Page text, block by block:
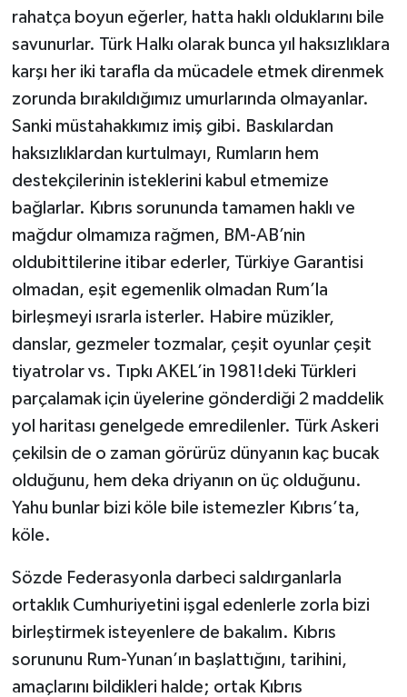
rahatça boyun eğerler, hatta haklı olduklarını bile
savunurlar. Türk Halkı olarak bunca yıl haksızlıklara
karşı her iki tarafla da mücadele etmek direnmek
zorunda bırakıldığımız umurlarında olmayanlar.
Sanki müstahakkımız imiş gibi. Baskılardan
haksızlıklardan kurtulmayı, Rumların hem
destekçilerinin isteklerini kabul etmemize
bağlarlar. Kıbrıs sorununda tamamen haklı ve
mağdur olmamıza rağmen, BM-AB’nin
oldubittilerine itibar ederler, Türkiye Garantisi
olmadan, eşit egemenlik olmadan Rum’la
birleşmeyi ısrarla isterler. Habire müzikler,
danslar, gezmeler tozmalar, çeşit oyunlar çeşit
tiyatrolar vs. Tıpkı AKEL’in 1981!deki Türkleri
parçalamak için üyelerine gönderdiği 2 maddelik
yol haritası genelgede emredilenler. Türk Askeri
çekilsin de o zaman görürüz dünyanın kaç bucak
olduğunu, hem deka driyanın on üç olduğunu.
Yahu bunlar bizi köle bile istemezler Kıbrıs’ta,
köle.
Sözde Federasyonla darbeci saldırganlarla
ortaklık Cumhuriyetini işgal edenlerle zorla bizi
birleştirmek isteyenlere de bakalım. Kıbrıs
sorununu Rum-Yunan’ın başlattığını, tarihini,
amaçlarını bildikleri halde; ortak Kıbrıs